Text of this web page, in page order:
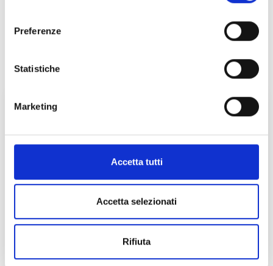
Preferenze
Statistiche
Marketing
Accetta tutti
Accetta selezionati
Rifiuta